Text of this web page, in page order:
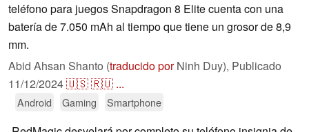
teléfono para juegos Snapdragon 8 Elite cuenta con una
batería de 7.050 mAh al tiempo que tiene un grosor de 8,9
mm.
Abid Ahsan Shanto (traducido porNinh Duy), Publicado
11/12/2024🇺🇸🇷🇺 ...
Android Gaming Smartphone